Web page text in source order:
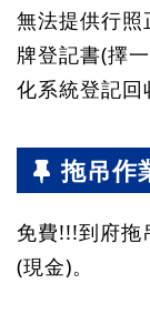
無法提供行
牌登記書(擇
化系統登記回
拖吊作
免費!!!到府拖
(現金)。